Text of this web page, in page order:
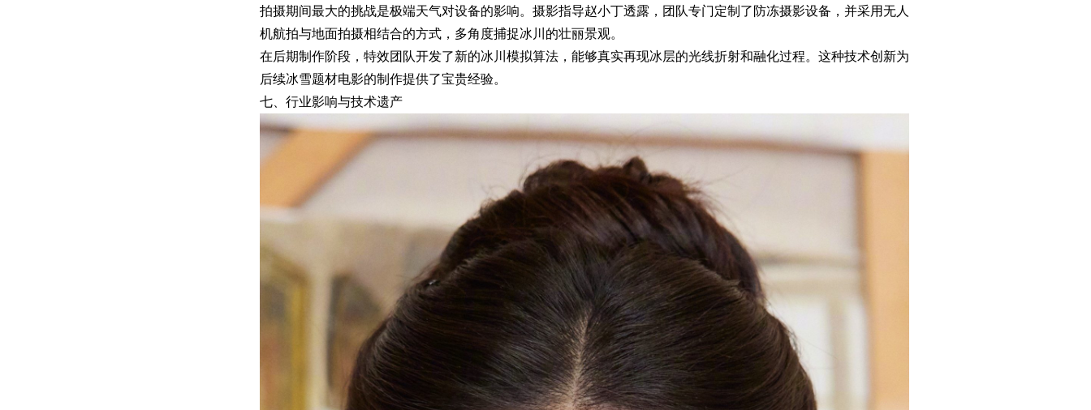
拍摄期间最大的挑战是极端天气对设备的影响。摄影指导赵小丁透露，团队专门定制了防冻摄影设备，并采用无人
机航拍与地面拍摄相结合的方式，多角度捕捉冰川的壮丽景观。
在后期制作阶段，特效团队开发了新的冰川模拟算法，能够真实再现冰层的光线折射和融化过程。这种技术创新为
后续冰雪题材电影的制作提供了宝贵经验。
七、行业影响与技术遗产